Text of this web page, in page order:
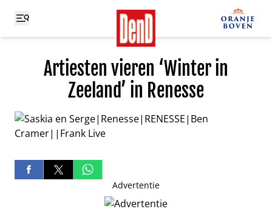
Artiesten vieren ‘Winter in
Zeeland’ in Renesse
Advertentie